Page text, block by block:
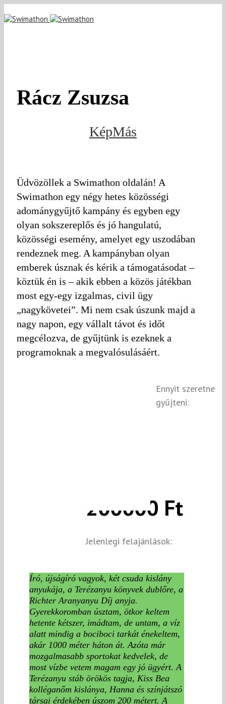
Rácz Zsuzsa
KépMás
Üdvözöllek a Swimathon oldalán! A
Swimathon egy négy hetes közösségi
adománygyűjtő kampány és egyben egy
olyan sokszereplős és jó hangulatú,
közösségi esemény, amelyet egy uszodában
rendeznek meg. A kampányban olyan
emberek úsznak és kérik a támogatásodat –
köztük én is – akik ebben a közös játékban
most egy-egy izgalmas, civil ügy
„nagykövetei”. Mi nem csak úszunk majd a
nagy napon, egy vállalt távot és időt
megcélozva, de gyűjtünk is ezeknek a
programoknak a megvalósulásáért.
Író, újságíró vagyok, két csuda kislány
anyukája, a Terézanyu könyvek dublőre, a
Richter Aranyanyu Díj anyja.
Gyerekkoromban úsztam, ötkor keltem
hetente kétszer, imádtam, de untam, a víz
alatt mindig a bociboci tarkát énekeltem,
akár 1000 méter háton át. Azóta már
mozgalmasabb sportokat kedvelek, de
most vízbe vetem magam egy jó ügyért. A
Terézanyu stáb örökös tagja, Kiss Bea
kolléganőm kislánya, Hanna és színjátszó
társai érdekében úszom 200 métert. A
Ennyit szeretne
gyűjteni:
200000 Ft
Jelenlegi felajánlások: